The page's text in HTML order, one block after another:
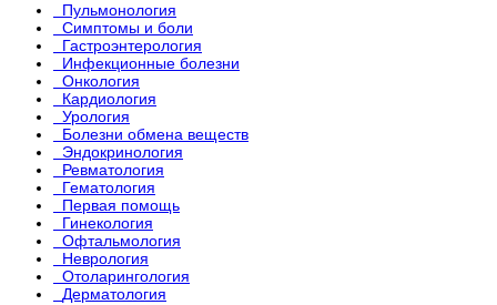
Пульмонология
Симптомы и боли
Гастроэнтерология
Инфекционные болезни
Онкология
Кардиология
Урология
Болезни обмена веществ
Эндокринология
Ревматология
Гематология
Первая помощь
Гинекология
Офтальмология
Неврология
Отоларингология
Дерматология